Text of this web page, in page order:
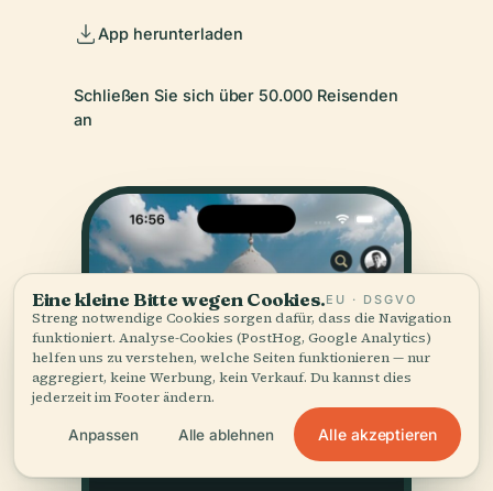
App herunterladen
Schließen Sie sich über 50.000 Reisenden
an
Eine kleine Bitte wegen Cookies.EU · DSGVO
Streng notwendige Cookies sorgen dafür, dass die Navigation
funktioniert. Analyse-Cookies (PostHog, Google Analytics)
helfen uns zu verstehen, welche Seiten funktionieren — nur
aggregiert, keine Werbung, kein Verkauf. Du kannst dies
jederzeit im Footer ändern.
Anpassen Alle ablehnen Alle akzeptieren